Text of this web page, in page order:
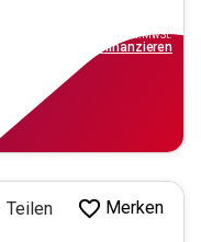
inkl.MwSt.
finanzieren
Teilen Merken